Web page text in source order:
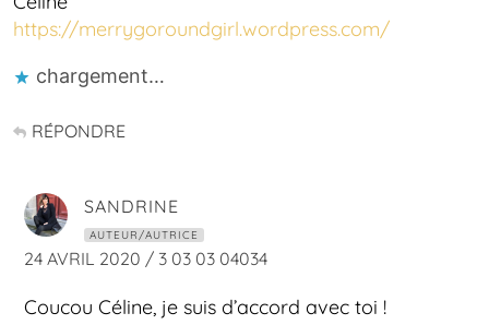
https://merrygoroundgirl.wordpress.com/
chargement…
RÉPONDRE
SANDRINE
AUTEUR/AUTRICE
24 AVRIL 2020 / 3 03 03 04034
Coucou Céline, je suis d’accord avec toi !